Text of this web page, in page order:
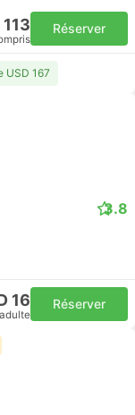
113 Réserver
USD 167
3.8
16 Réserver